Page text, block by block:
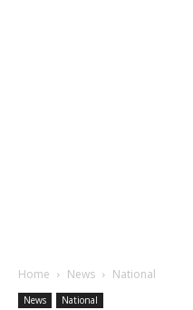
Home News National
News National